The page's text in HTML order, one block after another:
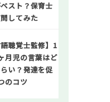
スト？保育士
してみた
語聴覚士監修】1
月児の言葉はど
い？発達を促
のコツ